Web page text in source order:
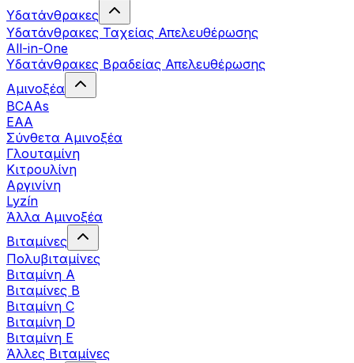
Υδατάνθρακες
Υδατάνθρακες Ταχείας Απελευθέρωσης
All-in-One
Υδατάνθρακες Βραδείας Απελευθέρωσης
Αμινοξέα
BCAAs
EAA
Σύνθετα Αμινοξέα
Γλουταμίνη
Κιτρουλίνη
Αργινίνη
Lyzín
Άλλα Αμινοξέα
Βιταμίνες
Πολυβιταμίνες
Βιταμίνη Α
Βιταμίνες Β
Βιταμίνη C
Βιταμίνη D
Βιταμίνη Ε
Άλλες Βιταμίνες